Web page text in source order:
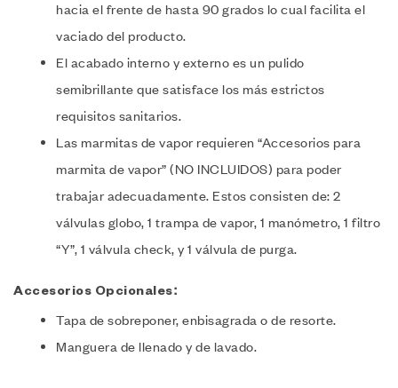
hacia el frente de hasta 90 grados lo cual facilita el
vaciado del producto.
El acabado interno y externo es un pulido
semibrillante que satisface los más estrictos
requisitos sanitarios.
Las marmitas de vapor requieren “Accesorios para
marmita de vapor” (NO INCLUIDOS) para poder
trabajar adecuadamente. Estos consisten de: 2
válvulas globo, 1 trampa de vapor, 1 manómetro, 1 filtro
“Y”, 1 válvula check, y 1 válvula de purga.
Accesorios Opcionales:
Tapa de sobreponer, enbisagrada o de resorte.
Manguera de llenado y de lavado.